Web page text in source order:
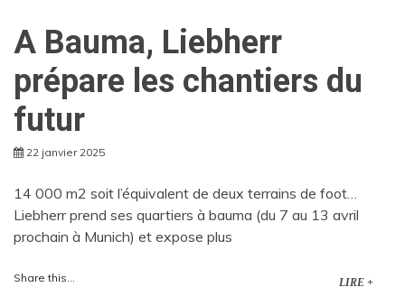
A Bauma, Liebherr
prépare les chantiers du
futur
22 janvier 2025
14 000 m2 soit l’équivalent de deux terrains de foot…
Liebherr prend ses quartiers à bauma (du 7 au 13 avril
prochain à Munich) et expose plus
Share this... LIRE +